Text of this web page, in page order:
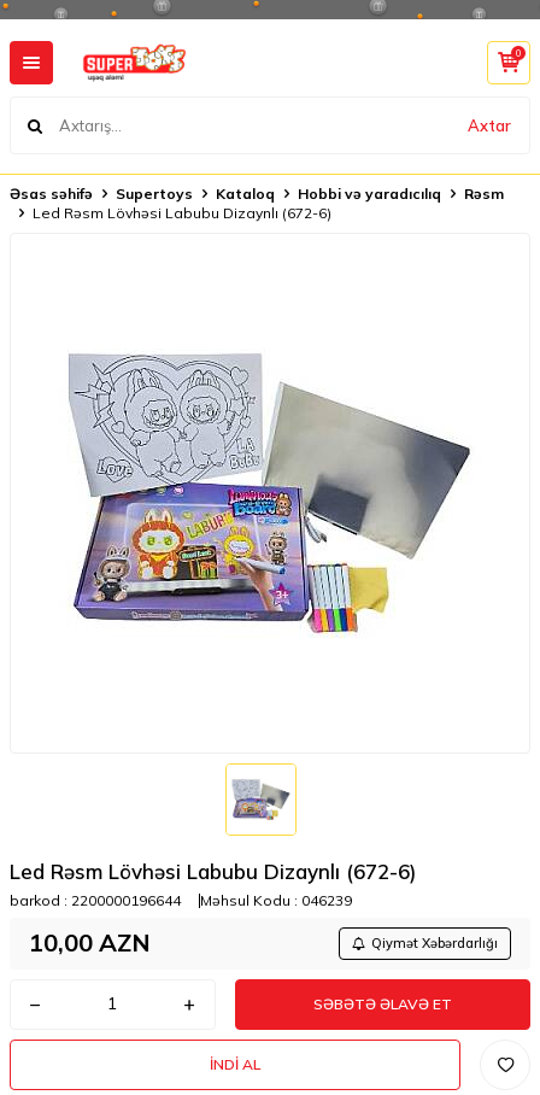
Axtar
0
Əsas səhifə Supertoys Kataloq Hobbi və yaradıcılıq
Rəsm
Led Rəsm Lövhəsi Labubu Dizaynlı (672-6)
Led Rəsm Lövhəsi Labubu Dizaynlı (672-6)
barkod : 2200000196644 Məhsul Kodu : 046239
10,00 AZN Qiymət Xəbərdarlığı
SƏBƏTƏ ƏLAVƏ ET
İNDI AL